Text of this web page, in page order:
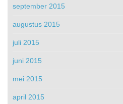
september 2015
augustus 2015
juli 2015
juni 2015
mei 2015
april 2015